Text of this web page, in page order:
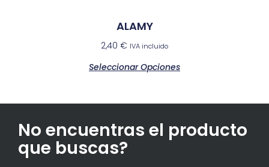
ALAMY
2,40 € IVA incluido
Seleccionar Opciones
No encuentras el producto
que buscas?